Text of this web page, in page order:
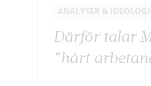
ANALYSER & IDEOLOGI
Därför talar
”hårt